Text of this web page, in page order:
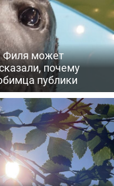
Филя может
почему
публики